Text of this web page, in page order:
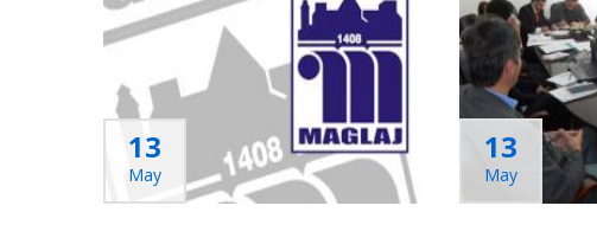
13
May
13
May